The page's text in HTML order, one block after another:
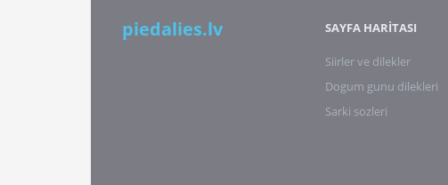
piedalies.lv SAYFA HARİTASI
Siirler ve dilekler
Dogum gunu dilekleri
Sarki sozleri